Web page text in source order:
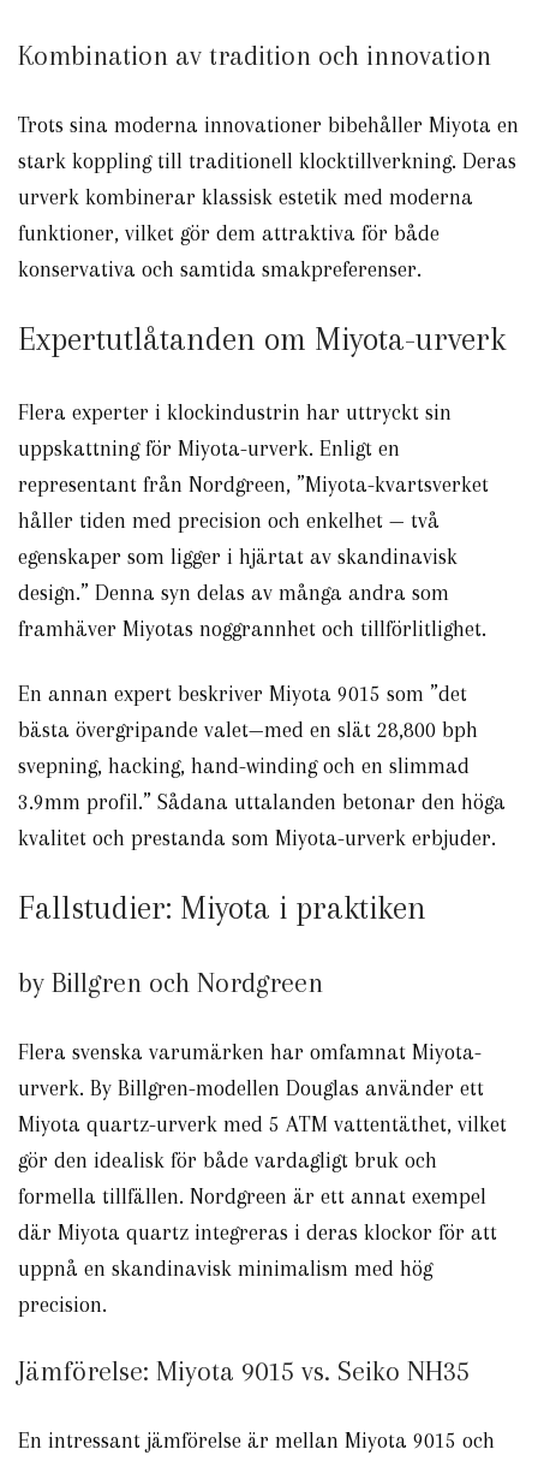
Kombination av tradition och innovation
Trots sina moderna innovationer bibehåller Miyota en
stark koppling till traditionell klocktillverkning. Deras
urverk kombinerar klassisk estetik med moderna
funktioner, vilket gör dem attraktiva för både
konservativa och samtida smakpreferenser.
Expertutlåtanden om Miyota-urverk
Flera experter i klockindustrin har uttryckt sin
uppskattning för Miyota-urverk. Enligt en
representant från Nordgreen, ”Miyota-kvartsverket
håller tiden med precision och enkelhet — två
egenskaper som ligger i hjärtat av skandinavisk
design.” Denna syn delas av många andra som
framhäver Miyotas noggrannhet och tillförlitlighet.
En annan expert beskriver Miyota 9015 som ”det
bästa övergripande valet—med en slät 28,800 bph
svepning, hacking, hand-winding och en slimmad
3.9mm profil.” Sådana uttalanden betonar den höga
kvalitet och prestanda som Miyota-urverk erbjuder.
Fallstudier: Miyota i praktiken
by Billgren och Nordgreen
Flera svenska varumärken har omfamnat Miyota-
urverk. By Billgren-modellen Douglas använder ett
Miyota quartz-urverk med 5 ATM vattentäthet, vilket
gör den idealisk för både vardagligt bruk och
formella tillfällen. Nordgreen är ett annat exempel
där Miyota quartz integreras i deras klockor för att
uppnå en skandinavisk minimalism med hög
precision.
Jämförelse: Miyota 9015 vs. Seiko NH35
En intressant jämförelse är mellan Miyota 9015 och